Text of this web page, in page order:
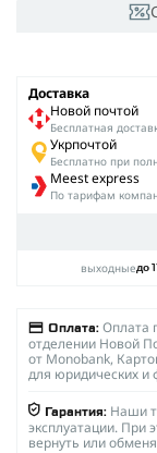
Доставка
Новой почтой
Беcплатная
Укрпочтой
Бесплатно при
Meest express
По тарифам
выходныедо
Оплата: Оплата
отделении Новой
от Monobank,
для юридических и
Гарантия: Наши
эксплуатации. При
вернуть или